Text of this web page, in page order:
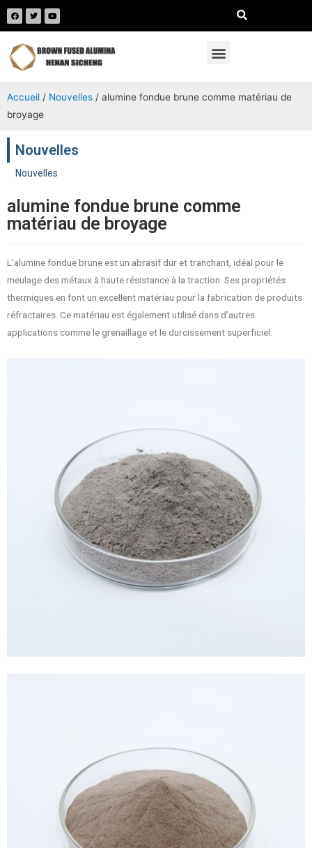
Accueil / Nouvelles / alumine fondue brune comme matériau de
broyage
Nouvelles
Nouvelles
alumine fondue brune comme
matériau de broyage
L’alumine fondue brune est un abrasif dur et tranchant, idéal pour le
meulage des métaux à haute résistance à la traction. Ses propriétés
thermiques en font un excellent matériau pour la fabrication de produits
réfractaires. Ce matériau est également utilisé dans d’autres
applications comme le grenaillage et le durcissement superficiel.